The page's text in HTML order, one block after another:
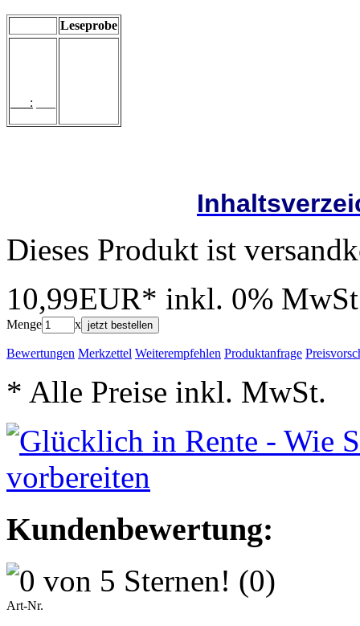
Leseprobe
___:
Dieses Produkt ist
10,99EUR* inkl. 0%
Menge x jetzt bestellen
Bewertungen Merkzettel Weiterempfehlen Produktanfrage
* Alle Preise inkl. MwSt.
Kundenbewertung:
(0)
Art-Nr.